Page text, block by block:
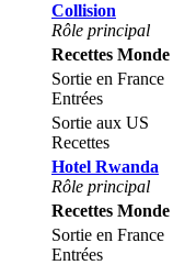
Collision
Rôle principal
Recettes Monde
Sortie en France
Entrées
Sortie aux US
Recettes
Hotel Rwanda
Rôle principal
Recettes Monde
Sortie en France
Entrées